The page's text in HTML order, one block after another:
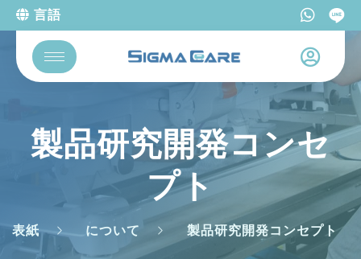
言語
製品研究開発コンセ
プト
表紙 について 製品研究開発コンセプト